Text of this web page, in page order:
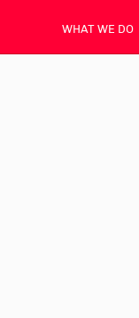
WHAT WE DO